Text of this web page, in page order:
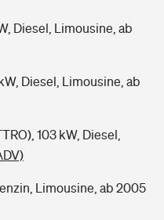
Diesel, Limousine, ab
Diesel, Limousine, ab
103 kW, Diesel,
Limousine, ab 2005